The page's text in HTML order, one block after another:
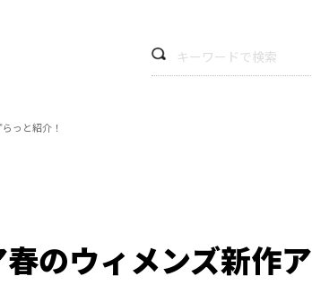
っと紹介！
のウィメンズ新作ア